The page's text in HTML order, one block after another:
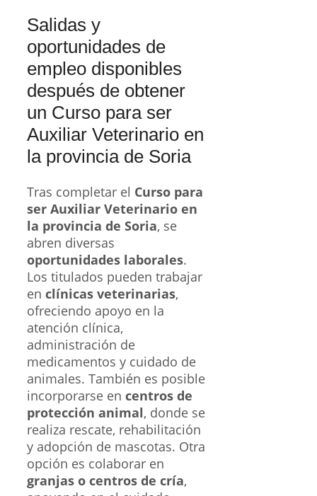
Salidas y
oportunidades de
empleo disponibles
después de obtener
un Curso para ser
Auxiliar Veterinario en
la provincia de Soria
Tras completar el Curso para
ser Auxiliar Veterinario en
la provincia de Soria, se
abren diversas
oportunidades laborales.
Los titulados pueden trabajar
en clínicas veterinarias,
ofreciendo apoyo en la
atención clínica,
administración de
medicamentos y cuidado de
animales. También es posible
incorporarse en centros de
protección animal, donde se
realiza rescate, rehabilitación
y adopción de mascotas. Otra
opción es colaborar en
granjas o centros de cría,